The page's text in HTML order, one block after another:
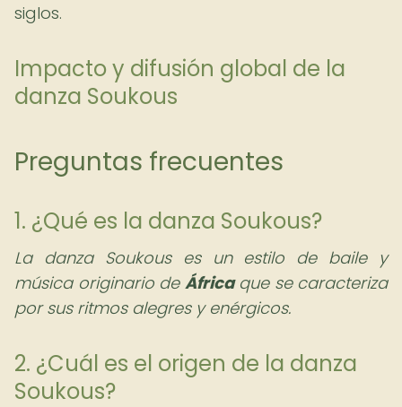
siglos.
Impacto y difusión global de la
danza Soukous
Preguntas frecuentes
1. ¿Qué es la danza Soukous?
La danza Soukous es un estilo de baile y
música originario de Áfricaque se caracteriza
por sus ritmos alegres y enérgicos.
2. ¿Cuál es el origen de la danza
Soukous?